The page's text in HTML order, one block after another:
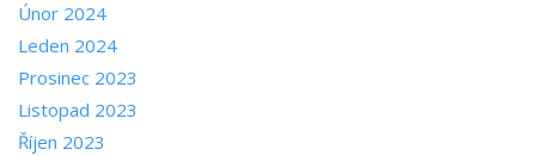
Únor 2024
Leden 2024
Prosinec 2023
Listopad 2023
Říjen 2023